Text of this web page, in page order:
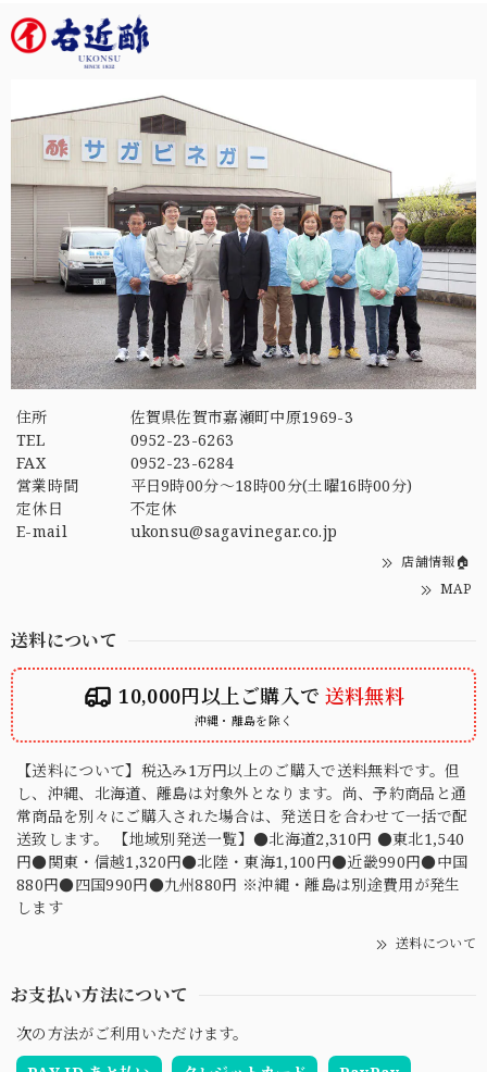
住所
佐賀県佐賀市嘉瀬町中原1969-3
TEL
0952-23-6263
FAX
0952-23-6284
営業時間
平日9時00分～18時00分(土曜16時00分)
定休日
不定休
E-mail
ukonsu@sagavinegar.co.jp
店舗情報🏠
MAP
送料について
10,000円以上ご購入で 送料無料
沖縄・離島を除く
【送料について】税込み1万円以上のご購入で送料無料です。但
し、沖縄、北海道、離島は対象外となります。尚、予約商品と通
常商品を別々にご購入された場合は、発送日を合わせて一括で配
送致します。 【地域別発送一覧】●北海道2,310円 ●東北1,540
円●関東・信越1,320円●北陸・東海1,100円●近畿990円●中国
880円●四国990円●九州880円 ※沖縄・離島は別途費用が発生
します
送料について
お支払い方法について
次の方法がご利用いただけます。